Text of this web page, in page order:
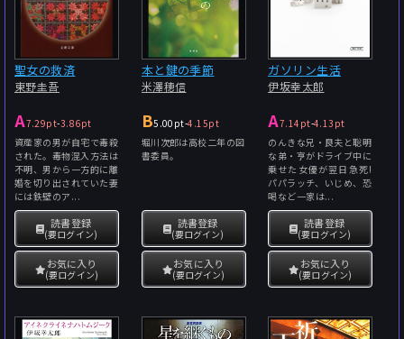
聖女の救済
東野圭吾
A7.29pt-3.86pt
資産家の男が自宅で毒殺
された。毒物混入方法は
不明、男から一方的に離
婚を切り出されていた妻
には鉄壁のア...
読書登録
(要ログイン)
お気に入り
(要ログイン)
本と鍵の季節
米澤穂信
B5.00pt-4.15pt
堀川次郎は高校二年の図
書委員。
読書登録
(要ログイン)
お気に入り
(要ログイン)
ガソリン生活
伊坂幸太郎
A7.14pt-4.13pt
のんきな兄・良夫と聡明
な弟・亨がドライブ中に
乗せた女優が翌日急死!
パパラッチ、いじめ、恐
喝など一家は...
読書登録
(要ログイン)
お気に入り
(要ログイン)